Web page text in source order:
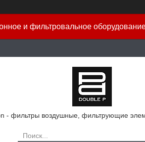
и фильтровальное
- фильтры воздушные, фильтрующие